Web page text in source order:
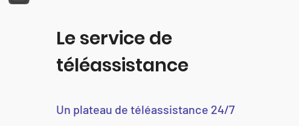
Le service de
téléassistance
Un plateau de téléassistance 24/7